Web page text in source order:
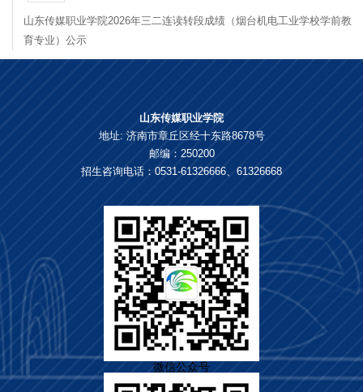
山东传媒职业学院2026年三二连读转段成绩（烟台机电工业学校学前教
育专业）公示
山东传媒职业学院
地址: 济南市章丘区经十东路8678号
邮编：250200
招生咨询电话：0531-61326666、61326668
微信公众号